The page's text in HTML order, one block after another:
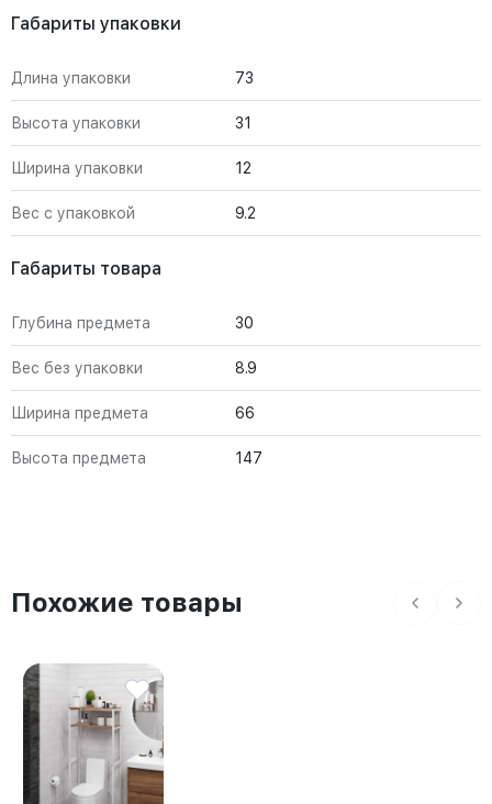
Габариты упаковки
Длина упаковки 73
Высота упаковки 31
Ширина упаковки 12
Вес с упаковкой 9.2
Габариты товара
Глубина предмета 30
Вес без упаковки 8.9
Ширина предмета 66
Высота предмета 147
Похожие товары